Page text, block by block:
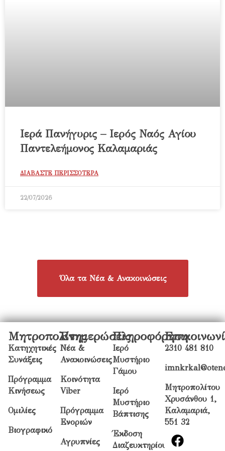
Ιερά Πανήγυρις – Ιερός Ναός Αγίου
Παντελεήμονος Καλαμαριάς
ΔΙΑΒΑΣΤΕ ΠΕΡΙΣΣΟΤΕΡΑ
22/07/2026
Όλα τα Νέα & Ανακοινώσεις
Μητροπολίτης
Κατηχητικές
Συνάξεις
Πρόγραμμα
Κινήσεως
Ομιλίες
Βιογραφικό
Ενημερώσεις
Νέα &
Ανακοινώσεις
Κοινότητα
Viber
Πρόγραμμα
Ενοριών
Αγρυπνίες
Πληροφόρηση
Ιερό
Μυστήριο
Γάμου
Ιερό
Μυστήριο
Βάπτισης
Έκδοση
Διαζευκτηρίου
2310 481 810
Μητροπολίτου
Χρυσάνθου 1,
Καλαμαριά,
551 32